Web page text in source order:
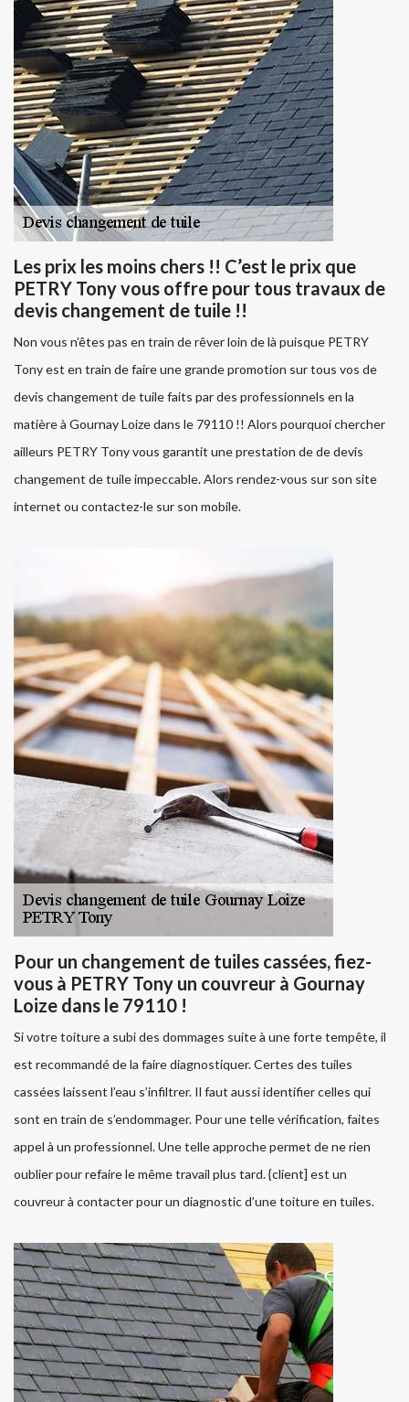
Les prix les moins chers !! C’est le prix que
PETRY Tony vous offre pour tous travaux de
devis changement de tuile !!
Non vous n’êtes pas en train de rêver loin de là puisque PETRY
Tony est en train de faire une grande promotion sur tous vos de
devis changement de tuile faits par des professionnels en la
matière à Gournay Loize dans le 79110 !! Alors pourquoi chercher
ailleurs PETRY Tony vous garantit une prestation de de devis
changement de tuile impeccable. Alors rendez-vous sur son site
internet ou contactez-le sur son mobile.
Pour un changement de tuiles cassées, fiez-
vous à PETRY Tony un couvreur à Gournay
Loize dans le 79110 !
Si votre toiture a subi des dommages suite à une forte tempête, il
est recommandé de la faire diagnostiquer. Certes des tuiles
cassées laissent l’eau s’infiltrer. Il faut aussi identifier celles qui
sont en train de s’endommager. Pour une telle vérification, faites
appel à un professionnel. Une telle approche permet de ne rien
oublier pour refaire le même travail plus tard. {client] est un
couvreur à contacter pour un diagnostic d’une toiture en tuiles.